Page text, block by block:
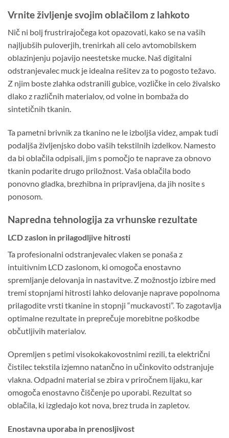
Vrnite življenje svojim oblačilom z lahkoto
Nič ni bolj frustrirajočega kot opazovati, kako se na vaših
najljubših puloverjih, trenirkah ali celo avtomobilskem
oblazinjenju pojavijo neestetske mucke. Naš digitalni
odstranjevalec muck je idealna rešitev za to pogosto težavo.
Z njim boste zlahka odstranili gubice, vozličke in celo živalsko
dlako z različnih materialov, od volne in bombaža do
sintetičnih tkanin.
Ta pametni brivnik za tkanino ne le izboljša videz, ampak tudi
podaljša življenjsko dobo vaših tekstilnih izdelkov. Namesto
da bi oblačila odpisali, jim s pomočjo te naprave za obnovo
tkanin podarite drugo priložnost. Vaša oblačila bodo
ponovno gladka, brezhibna in pripravljena, da jih nosite s
ponosom.
Napredna tehnologija za vrhunske rezultate
LCD zaslon in prilagodljive hitrosti
Ta profesionalni odstranjevalec vlaken se ponaša z
intuitivnim LCD zaslonom, ki omogoča enostavno
spremljanje delovanja in nastavitve. Z možnostjo izbire med
tremi stopnjami hitrosti lahko delovanje naprave popolnoma
prilagodite vrsti tkanine in stopnji “muckavosti”. To zagotavlja
optimalne rezultate in preprečuje morebitne poškodbe
občutljivih materialov.
Opremljen s petimi visokokakovostnimi rezili, ta električni
čistilec tekstila izjemno natančno in učinkovito odstranjuje
vlakna. Odpadni material se zbira v priročnem lijaku, kar
omogoča enostavno čiščenje po uporabi. Rezultat so
oblačila, ki izgledajo kot nova, brez truda in zapletov.
Enostavna uporaba in prenosljivost